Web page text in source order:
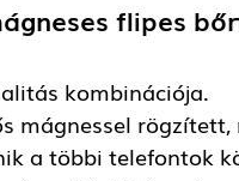
flipes
kombinációja.
mágnessel
a többi telefontok